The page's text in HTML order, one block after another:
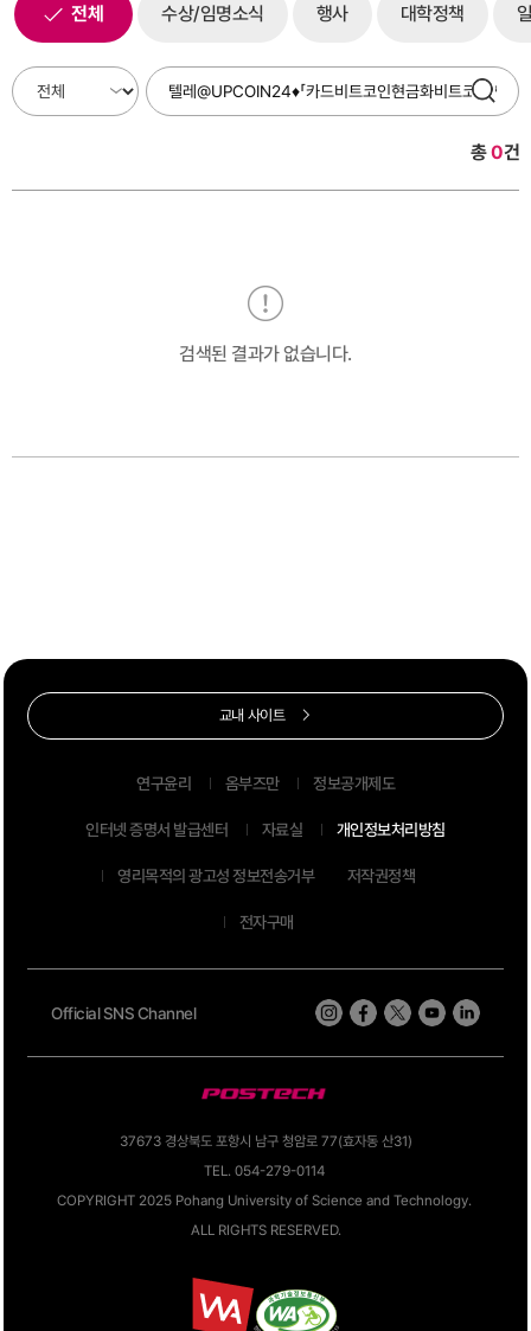
전체 수상/임명소식 행사 대학정책
총0건
검색된 결과가 없습니다.
37673 경상북도 포항시 남구 청암로 77(효자동 산31)
TEL. 054-279-0114
COPYRIGHT 2025 Pohang University of Science and Technology.
ALL RIGHTS RESERVED.
Official SNS Channel
연구윤리 옴부즈만 정보공개제도
인터넷 증명서 발급센터 자료실 개인정보처리방침
영리목적의 광고성 정보전송거부 저작권정책
전자구매
교내 사이트